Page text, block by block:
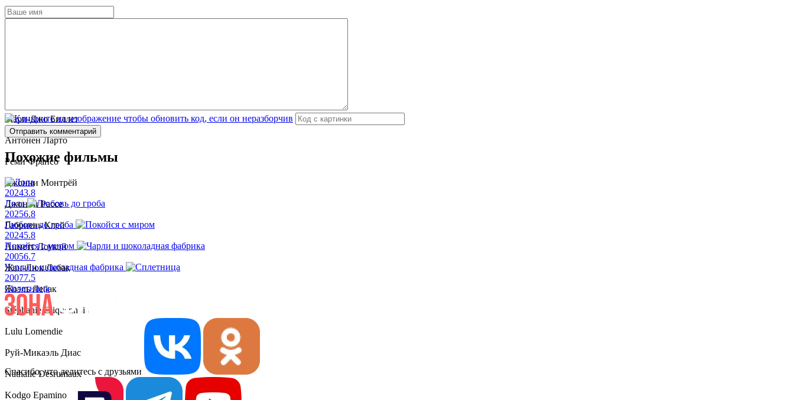
Матильда Курколь-Розес
Мари-Джо Биллет
Антонен Ларто
Реми Франсо
Джонни Монтрёй
Джонни Рассе
Габриель Клей
Аннетт Лоукэй
Жан-Люк Лебак
Жоэль Лебак
Stéphanie Cliquennois
Lulu Lomendie
Руй-Микаэль Диас
Nathalie Desrumaux
Kodgo Epaminondas
Отправить комментарий
Похожие фильмы
20243.8
Лола
20256.8
Любовь до гроба
20245.8
Покойся с миром
20056.7
Чарли и шоколадная фабрика
20077.5
Сплетница
Спасибо, что делитесь с друзьями